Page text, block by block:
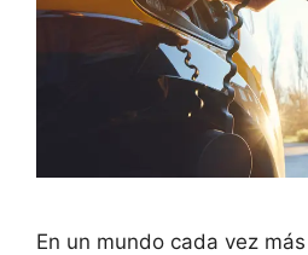
En un mundo cada vez